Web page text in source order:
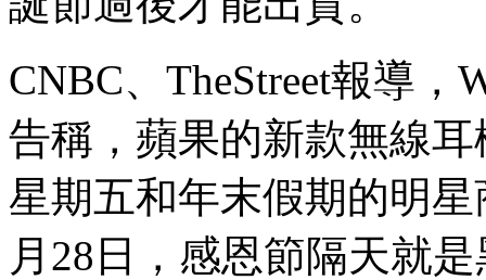
CNBC、TheStreet報導，
告稱，蘋果的新款無線
星期五和年末假期的明
月28日，感恩節隔天就